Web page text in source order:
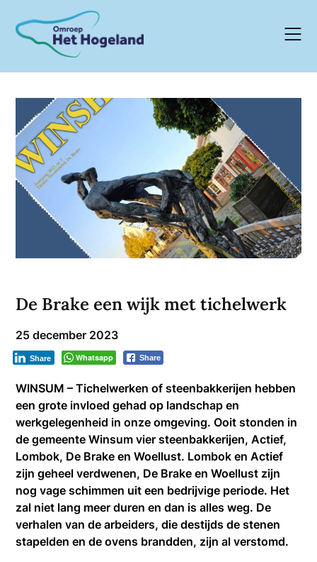
content
De Brake een wijk met tichelwerk
25 december 2023
Whatsapp Share
Share
WINSUM – Tichelwerken of steenbakkerijen hebben
een grote invloed gehad op landschap en
werkgelegenheid in onze omgeving. Ooit stonden in
de gemeente Winsum vier steenbakkerijen, Actief,
Lombok, De Brake en Woellust. Lombok en Actief
zijn geheel verdwenen, De Brake en Woellust zijn
nog vage schimmen uit een bedrijvige periode. Het
zal niet lang meer duren en dan is alles weg. De
verhalen van de arbeiders, die destijds de stenen
stapelden en de ovens brandden, zijn al verstomd.